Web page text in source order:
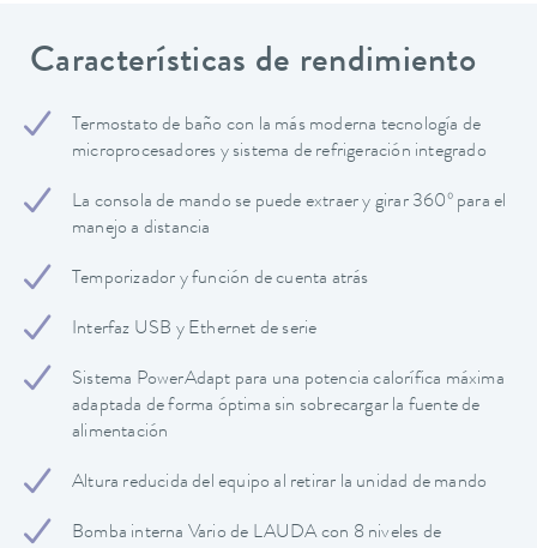
Características de rendimiento
Termostato de baño con la más moderna tecnología de
microprocesadores y sistema de refrigeración integrado
La consola de mando se puede extraer y girar 360º para el
manejo a distancia
Temporizador y función de cuenta atrás
Interfaz USB y Ethernet de serie
Sistema PowerAdapt para una potencia calorífica máxima
adaptada de forma óptima sin sobrecargar la fuente de
alimentación
Altura reducida del equipo al retirar la unidad de mando
Bomba interna Vario de LAUDA con 8 niveles de